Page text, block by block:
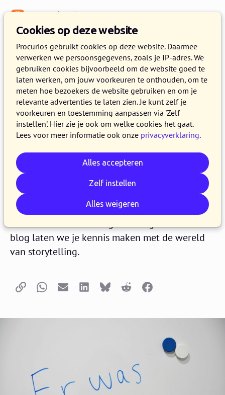
Cookies op deze website
Procurios gebruikt cookies op deze website. Daarmee
verwerken we persoonsgegevens, zoals je IP-adres. We
gebruiken cookies bijvoorbeeld om de website goed te
laten werken, om jouw voorkeuren te onthouden, om te
meten hoe bezoekers de website gebruiken en om je
relevante advertenties te laten zien. Je kunt zelf je
voorkeuren en toestemming aanpassen via 'Zelf
instellen'. Hier zie je ook om welke cookies het gaat.
Lees voor meer informatie ook onze privacyverklaring.
Alles accepteren
Zelf instellen
Alles weigeren
Fondsenwerving
5 musthaves voor succesvolle
storytelling door
fondsenwervers
5 NOVEMBER 2018 JOS JELIER 5 MINUTEN LEZEN
Alsfondsenwervendeorganisatie moet je
vandaag de dag oppassen hoe en wat je
communiceert. Als je niet oppast dan werkt een
oproep om te doneren juist averechts. Daarom
is het belangrijk om niet zomaar te roepen dat
jouw organisatie geld nodig heeft, maar om te
blog laten we je kennis maken met de wereld
van storytelling.
Kopieer linkWhatsappE-mailLinkedInBlueskyReddit Facebook